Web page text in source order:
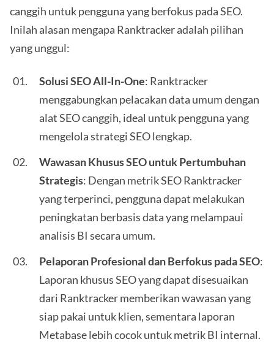
canggih untuk pengguna yang berfokus pada SEO.
Inilah alasan mengapa Ranktracker adalah pilihan
yang unggul:
Solusi SEO All-In-One: Ranktracker
menggabungkan pelacakan data umum dengan
alat SEO canggih, ideal untuk pengguna yang
mengelola strategi SEO lengkap.
Wawasan Khusus SEO untuk Pertumbuhan
Strategis: Dengan metrik SEO Ranktracker
yang terperinci, pengguna dapat melakukan
peningkatan berbasis data yang melampaui
analisis BI secara umum.
Pelaporan Profesional dan Berfokus pada SEO:
Laporan khusus SEO yang dapat disesuaikan
dari Ranktracker memberikan wawasan yang
siap pakai untuk klien, sementara laporan
Metabase lebih cocok untuk metrik BI internal.